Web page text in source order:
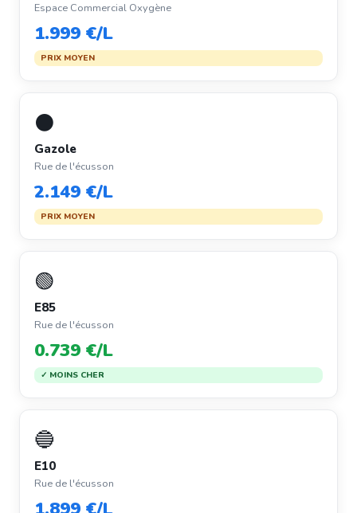
Espace Commercial Oxygène
1.999 €/L
PRIX MOYEN
⚫
Gazole
Rue de l'écusson
2.149 €/L
PRIX MOYEN
🟢
E85
Rue de l'écusson
0.739 €/L
✓ MOINS CHER
🔵
E10
Rue de l'écusson